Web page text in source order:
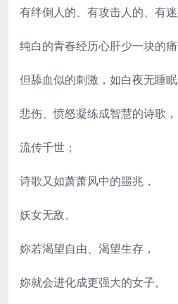
有绊倒人的、有攻击人的、有迷
纯白的青春经历心肝少一块的痛
但舔血似的刺激，如白夜无睡眠
悲伤、愤怒凝练成智慧的诗歌，
流传千世；
诗歌又如萧萧风中的噩兆，
妖女无敌。
妳若渴望自由、渴望生存，
妳就会进化成更强大的女子。